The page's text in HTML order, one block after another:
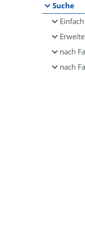
Suche
Einfach
nach
nach